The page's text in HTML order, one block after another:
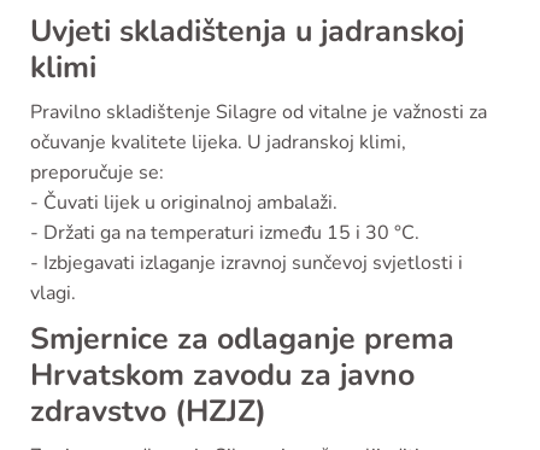
Uvjeti skladištenja u jadranskoj
klimi
Pravilno skladištenje Silagre od vitalne je važnosti za
očuvanje kvalitete lijeka. U jadranskoj klimi,
preporučuje se:
- Čuvati lijek u originalnoj ambalaži.
- Držati ga na temperaturi između 15 i 30 °C.
- Izbjegavati izlaganje izravnoj sunčevoj svjetlosti i
vlagi.
Smjernice za odlaganje prema
Hrvatskom zavodu za javno
zdravstvo (HZJZ)